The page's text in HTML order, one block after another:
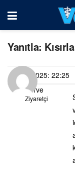
Yanıtla:
06/03/2025: 22:25
Merve
Ziyaretçi